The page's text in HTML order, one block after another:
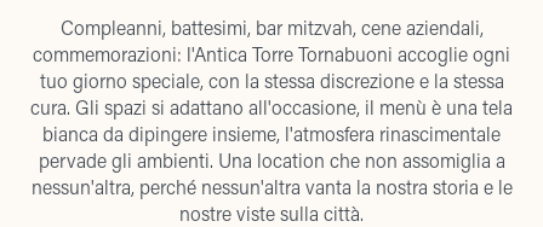
Compleanni, battesimi, bar mitzvah, cene aziendali,
commemorazioni: l'Antica Torre Tornabuoni accoglie ogni
tuo giorno speciale, con la stessa discrezione e la stessa
cura. Gli spazi si adattano all'occasione, il menù è una tela
bianca da dipingere insieme, l'atmosfera rinascimentale
pervade gli ambienti. Una location che non assomiglia a
nessun'altra, perché nessun'altra vanta la nostra storia e le
nostre viste sulla città.